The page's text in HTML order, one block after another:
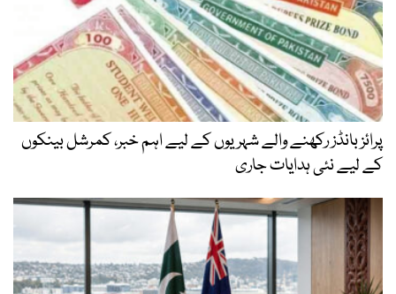
پرائز بانڈز رکھنے والے شہریوں کے لیے اہم خبر، کمرشل بینکوں
کے لیے نئی ہدایات جاری